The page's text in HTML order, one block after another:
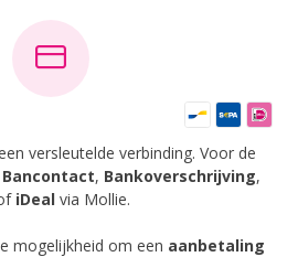
versleutelde verbinding. Voor de
Bancontact, Bankoverschrijving,
iDeal via Mollie.
mogelijkheid om een aanbetaling